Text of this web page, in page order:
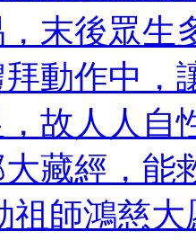
末後眾生
動作中，
故人人自
藏經，能
祖師鴻慈